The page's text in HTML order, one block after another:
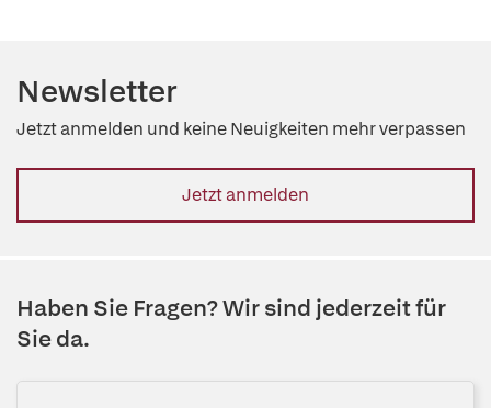
Newsletter
Jetzt anmelden und keine Neuigkeiten mehr verpassen
Jetzt anmelden
Haben Sie Fragen? Wir sind jederzeit für
Sie da.